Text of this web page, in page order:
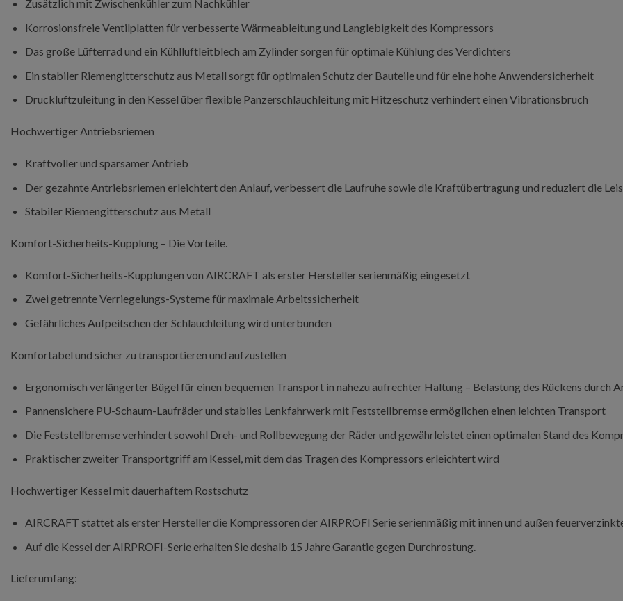
Zusätzlich mit Zwischenkühler zum Nachkühler
Korrosionsfreie Ventilplatten für verbesserte Wärmeableitung und Langlebigkeit des Kompressors
Das große Lüfterrad und ein Kühlluftleitblech am Zylinder sorgen für optimale Kühlung des Verdichters
Ein stabiler Riemengitterschutz aus Metall sorgt für optimalen Schutz der Bauteile und für eine hohe Anwendersicherheit
Druckluftzuleitung in den Kessel über flexible Panzerschlauchleitung mit Hitzeschutz verhindert einen Vibrationsbruch
Hochwertiger Antriebsriemen
Kraftvoller und sparsamer Antrieb
Der gezahnte Antriebsriemen erleichtert den Anlauf, verbessert die Laufruhe sowie die Kraftübertragung und reduziert die
Stabiler Riemengitterschutz aus Metall
Komfort-Sicherheits-Kupplung – Die Vorteile.
Komfort-Sicherheits-Kupplungen von AIRCRAFT als erster Hersteller serienmäßig eingesetzt
Zwei getrennte Verriegelungs-Systeme für maximale Arbeitssicherheit
Gefährliches Aufpeitschen der Schlauchleitung wird unterbunden
Komfortabel und sicher zu transportieren und aufzustellen
Ergonomisch verlängerter Bügel für einen bequemen Transport in nahezu aufrechter Haltung – Belastung des Rückens durch
Pannensichere PU-Schaum-Laufräder und stabiles Lenkfahrwerk mit Feststellbremse ermöglichen einen leichten Transport
Die Feststellbremse verhindert sowohl Dreh- und Rollbewegung der Räder und gewährleistet einen optimalen Stand des
Praktischer zweiter Transportgriff am Kessel, mit dem das Tragen des Kompressors erleichtert wird
Hochwertiger Kessel mit dauerhaftem Rostschutz
AIRCRAFT stattet als erster Hersteller die Kompressoren der AIRPROFI Serie serienmäßig mit innen und außen
Auf die Kessel der AIRPROFI-Serie erhalten Sie deshalb 15 Jahre Garantie gegen Durchrostung.
Lieferumfang: